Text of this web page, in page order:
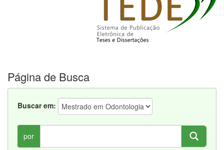
Página de Busca
Buscar em:
por